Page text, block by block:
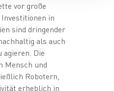
vor große
in
sind dringender
als auch
Die
Mensch und
Robotern,
erheblich in